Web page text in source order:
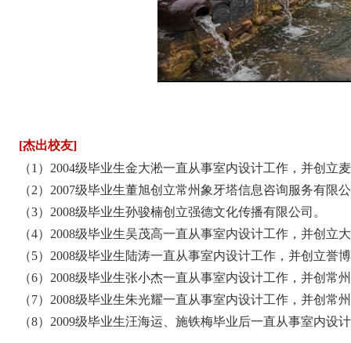
[杰出校友]
（1）2004级毕业生金大淞一直从事室内设计工作，并创立
（2）2007级毕业生董旭创立常州象牙塔信息咨询服务有限
（3）2008级毕业生孙骏楠创立强德文化传播有限公司。
（4）2008级毕业生吴茂高一直从事室内设计工作，并创立
（5）2008级毕业生陆涛一直从事室内设计工作，并创立誉
（6）2008级毕业生张小杰一直从事室内设计工作，并创常
（7）2008级毕业生朱光耀一直从事室内设计工作，并创常
（8）2009级毕业生汪海运、施铁梅毕业后一直从事室内设